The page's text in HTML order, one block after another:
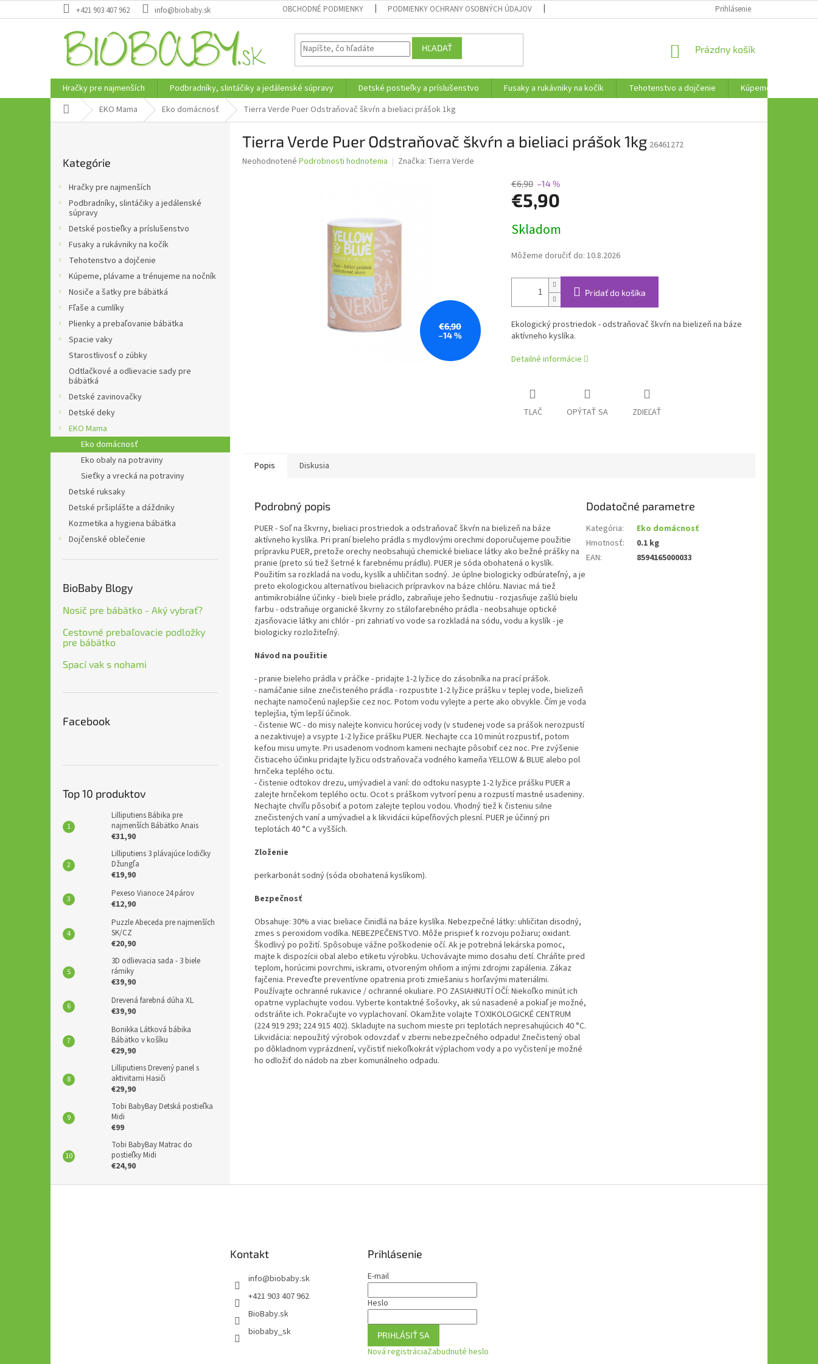
na
+421 903 407 962 info@biobaby.sk OBCHODNÉ PODMIENKY PODMIENKY OCHRANY OSOBNÝCH ÚDAJOV Prihlásenie
HĽADAŤ
NÁKUPNÝ
Prázdny košík
Hračky pre najmenších Podbradníky, slintáčiky a jedálenské súpravy Detské postieľky a príslušenstvo Fusaky a rukávniky na kočík Tehotenstvo a dojčenie
Kúpeme, plávame a
DomovEKO Mama Eko domácnosť Tierra Verde Puer Odstraňovač škvŕn a bieliaci prášok 1kg
kategórie
Kategórie
Hračky pre najmenších
Podbradníky, slintáčiky a jedálenské
súpravy
Detské postieľky a príslušenstvo
Fusaky a rukávniky na kočík
Tehotenstvo a dojčenie
Kúpeme, plávame a trénujeme na nočník
Nosiče a šatky pre bábätká
Fľaše a cumlíky
Plienky a prebaľovanie bábätka
Spacie vaky
Starostlivosť o zúbky
Odtlačkové a odlievacie sady pre
bábätká
Detské zavinovačky
Detské deky
EKO Mama
Eko domácnosť
Eko obaly na potraviny
Sieťky a vrecká na potraviny
Detské ruksaky
Detské pršiplášte a dáždniky
Kozmetika a hygiena bábätka
Dojčenské oblečenie
BioBaby Blogy
Nosič pre bábätko - Aký vybrať?
Cestovné prebaľovacie podložky
pre bábätko
Spací vak s nohami
Facebook
Top 10 produktov
Lilliputiens Bábika pre
najmenších Bábätko Anais
€31,90
Lilliputiens 3 plávajúce lodičky
Džungľa
€19,90
Pexeso Vianoce 24 párov
€12,90
Puzzle Abeceda pre najmenších
SK/CZ
€20,90
3D odlievacia sada - 3 biele
rámiky
€39,90
Drevená farebná dúha XL
€39,90
Bonikka Látková bábika
Bábätko v košíku
€29,90
Lilliputiens Drevený panel s
aktivitami Hasiči
€29,90
Tobi BabyBay Detská postieľka
Midi
€99
Tobi BabyBay Matrac do
postieľky Midi
€24,90
Tierra Verde Puer Odstraňovač škvŕn a bieliaci prášok 1kg 26461272
Priemerné
Neohodnotené Podrobnosti hodnotenia Značka: Tierra Verde
€6,90
–14 %
€6,90 –14 %
€5,90
cena:
Skladom
Môžeme doručiť do: 10.8.2026
Pridať do košíka
Ekologický prostriedok - odstraňovač škvŕn na bielizeň na báze
aktívneho kyslíka.
Detailné informácie
TLAČ OPÝTAŤ SA ZDIEĽAŤ
Popis Diskusia
Podrobný popis
PUER - Soľ na škvrny, bieliaci prostriedok a odstraňovač škvŕn na bielizeň na báze
aktívneho kyslíka. Pri praní bieleho prádla s mydlovými orechmi doporučujeme použitie
prípravku PUER, pretože orechy neobsahujú chemické bieliace látky ako bežné prášky na
pranie (preto sú tiež šetrné k farebnému prádlu). PUER je sóda obohatená o kyslík.
Použitím sa rozkladá na vodu, kyslík a uhličitan sodný. Je úplne biologicky odbúrateľný, a je
preto ekologickou alternatívou bieliacich prípravkov na báze chlóru. Naviac má tiež
antimikrobiálne účinky - bieli biele prádlo, zabraňuje jeho šednutiu - rozjasňuje zašlú bielu
farbu - odstraňuje organické škvrny zo stálofarebného prádla - neobsahuje optické
zjasňovacie látky ani chlór - pri zahriatí vo vode sa rozkladá na sódu, vodu a kyslík - je
biologicky rozložiteľný.
Návod na použitie
- pranie bieleho prádla v práčke - pridajte 1-2 lyžice do zásobníka na prací prášok.
- namáčanie silne znečisteného prádla - rozpustite 1-2 lyžice prášku v teplej vode, bielizeň
nechajte namočenú najlepšie cez noc. Potom vodu vylejte a perte ako obvykle. Čím je voda
teplejšia, tým lepší účinok.
- čistenie WC - do misy nalejte konvicu horúcej vody (v studenej vode sa prášok nerozpustí
a nezaktivuje) a vsypte 1-2 lyžice prášku PUER. Nechajte cca 10 minút rozpustiť, potom
kefou misu umyte. Pri usadenom vodnom kameni nechajte pôsobiť cez noc. Pre zvýšenie
čistiaceho účinku pridajte lyžicu odstraňovača vodného kameňa YELLOW & BLUE alebo pol
hrnčeka teplého octu.
- čistenie odtokov drezu, umývadiel a vaní: do odtoku nasypte 1-2 lyžice prášku PUER a
zalejte hrnčekom teplého octu. Ocot s práškom vytvorí penu a rozpustí mastné usadeniny.
Nechajte chvíľu pôsobiť a potom zalejte teplou vodou. Vhodný tiež k čisteniu silne
znečistených vaní a umývadiel a k likvidácii kúpeľňových plesní. PUER je účinný pri
teplotách 40 °C a vyšších.
Zloženie
perkarbonát sodný (sóda obohatená kyslíkom).
Bezpečnosť
Obsahuje: 30% a viac bieliace činidlá na báze kyslíka. Nebezpečné látky: uhličitan disodný,
zmes s peroxidom vodíka. NEBEZPEČENSTVO. Môže prispieť k rozvoju požiaru; oxidant.
Škodlivý po požití. Spôsobuje vážne poškodenie očí. Ak je potrebná lekárska pomoc,
majte k dispozícii obal alebo etiketu výrobku. Uchovávajte mimo dosahu detí. Chráňte pred
teplom, horúcimi povrchmi, iskrami, otvoreným ohňom a inými zdrojmi zapálenia. Zákaz
fajčenia. Preveďte preventívne opatrenia proti zmiešaniu s horľavými materiálmi.
Používajte ochranné rukavice / ochranné okuliare. PO ZASIAHNUTÍ OČÍ: Niekoľko minút ich
opatrne vyplachujte vodou. Vyberte kontaktné šošovky, ak sú nasadené a pokiaľ je možné,
odstráňte ich. Pokračujte vo vyplachovaní. Okamžite volajte TOXIKOLOGICKÉ CENTRUM
(224 919 293; 224 915 402). Skladujte na suchom mieste pri teplotách nepresahujúcich 40 °C.
Likvidácia: nepoužitý výrobok odovzdať v zberni nebezpečného odpadu! Znečistený obal
po dôkladnom vyprázdnení, vyčistiť niekoľkokrát výplachom vody a po vyčistení je možné
ho odložiť do nádob na zber komunálneho odpadu.
Dodatočné parametre
Kategória:
Eko domácnosť
Hmotnosť:
0.1 kg
EAN: 8594165000033
Kontakt
info@biobaby.sk
+421 903 407 962
BioBaby.sk
biobaby_sk
Prihlásenie
E-mail
Heslo
PRIHLÁSIŤ SA
Nová registráciaZabudnuté heslo